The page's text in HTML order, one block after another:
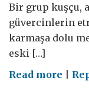
Bir grup kuşçu,
güvercinlerin
karmaşa dolu
eski […]
Read more on